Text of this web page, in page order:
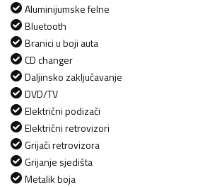
Aluminijumske felne
Bluetooth
Branici u boji auta
CD changer
Daljinsko zaključavanje
DVD/TV
Električni podizači
Električni retrovizori
Grijači retrovizora
Grijanje sjedišta
Metalik boja